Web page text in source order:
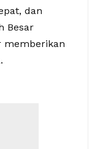
dan
Besar
memberikan